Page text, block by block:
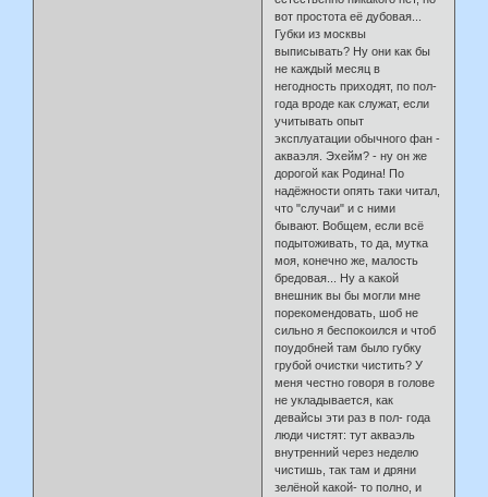
вот простота её дубовая...
Губки из москвы
выписывать? Ну они как бы
не каждый месяц в
негодность приходят, по пол-
года вроде как служат, если
учитывать опыт
эксплуатации обычного фан -
акваэля. Эхейм? - ну он же
дорогой как Родина! По
надёжности опять таки читал,
что "случаи" и с ними
бывают. Вобщем, если всё
подытоживать, то да, мутка
моя, конечно же, малость
бредовая... Ну а какой
внешник вы бы могли мне
порекомендовать, шоб не
сильно я беспокоился и чтоб
поудобней там было губку
грубой очистки чистить? У
меня честно говоря в голове
не укладывается, как
девайсы эти раз в пол- года
люди чистят: тут акваэль
внутренний через неделю
чистишь, так там и дряни
зелёной какой- то полно, и